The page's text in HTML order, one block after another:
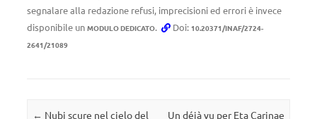
segnalare alla redazione refusi, imprecisioni ed errori è invece
disponibile un MODULO DEDICATO. Doi: 10.20371/INAF/2724-
2641/21089
Navigazione articolo
← Nubi scure nel cielo del Un déjà vu per Eta Carinae